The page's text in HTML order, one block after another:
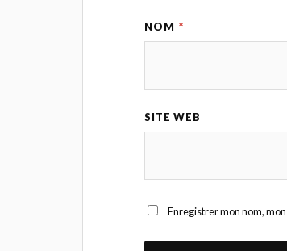
NOM *
SITE WEB
Enregistrer mon nom,